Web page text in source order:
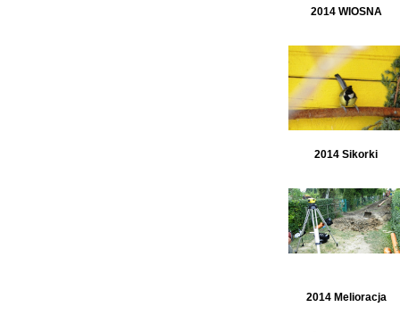
2014 WIOSNA
2014 Sikorki
2014 Melioracja